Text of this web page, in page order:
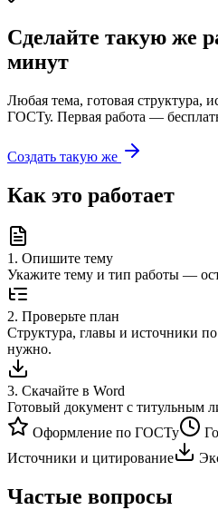
Сделайте такую же
минут
Любая тема, готовая структура,
ГОСТу. Первая работа —
Создать такую же
Как это работает
1. Опишите тему
Укажите тему и тип работы —
2. Проверьте план
Структура, главы и источники
нужно.
3. Скачайте в Word
Готовый документ с титульным
Оформление по ГОСТу
Источники и цитирование
Частые вопросы